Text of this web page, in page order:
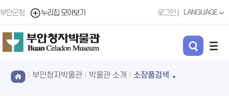
부안군청 누리집 모아보기 로그인 LANGUAGE
부안청자박물관 박물관 소개 소장품검색